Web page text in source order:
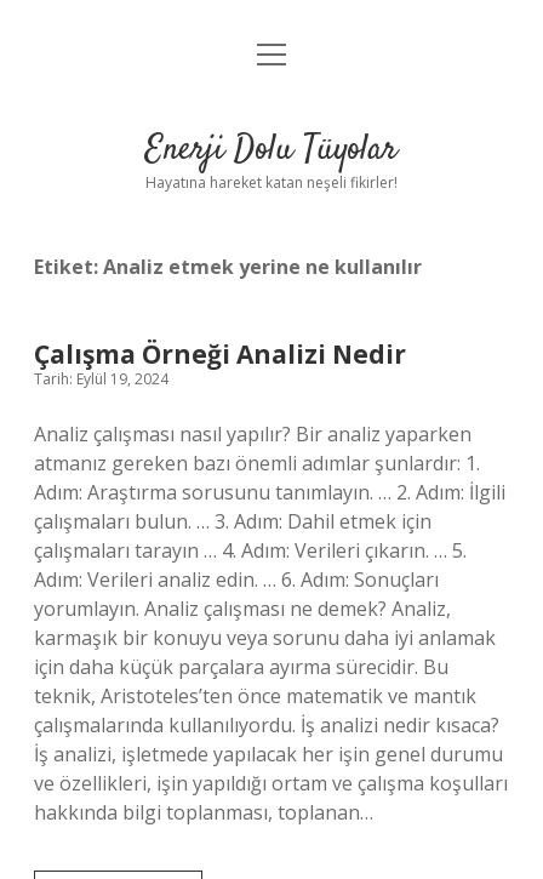
Anasayfa
Yasal Uyarı
menüyü
Enerji Dolu Tüyolar
Hayatına hareket katan neşeli fikirler!
Etiket:Analiz etmek yerine ne kullanılır
Çalışma Örneği Analizi Nedir
Tarih: Eylül 19, 2024
Analiz çalışması nasıl yapılır? Bir analiz yaparken
atmanız gereken bazı önemli adımlar şunlardır: 1.
Adım: Araştırma sorusunu tanımlayın. … 2. Adım: İlgili
çalışmaları bulun. … 3. Adım: Dahil etmek için
çalışmaları tarayın … 4. Adım: Verileri çıkarın. … 5.
Adım: Verileri analiz edin. … 6. Adım: Sonuçları
yorumlayın. Analiz çalışması ne demek? Analiz,
karmaşık bir konuyu veya sorunu daha iyi anlamak
için daha küçük parçalara ayırma sürecidir. Bu
teknik, Aristoteles’ten önce matematik ve mantık
çalışmalarında kullanılıyordu. İş analizi nedir kısaca?
İş analizi, işletmede yapılacak her işin genel durumu
ve özellikleri, işin yapıldığı ortam ve çalışma koşulları
hakkında bilgi toplanması, toplanan…